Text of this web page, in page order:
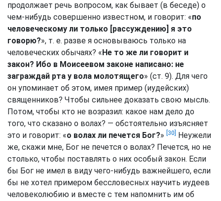
продолжает речь вопросом, как бывает (в беседе) о
чем-нибудь совершенно известном, и говорит: «по
человеческому ли только [рассуждению] я это
говорю?», т. е. разве я основываюсь только на
человеческих обычаях? «Не то же ли говорит и
закон? Ибо в Моисеевом законе написано: не
заграждай рта у вола молотящего» (ст. 9). Для чего
он упоминает об этом, имея пример (иудейских)
священников? Чтобы сильнее доказать свою мысль.
Потом, чтобы кто не возразил: какое нам дело до
того, что сказано о волах? — обстоятельно изъясняет
это и говорит: «о волах ли печется Бог?» [30]
Неужели
же, скажи мне, Бог не печется о волах? Печется, но не
столько, чтобы поставлять о них особый закон. Если
бы Бог не имел в виду чего-нибудь важнейшего, если
бы не хотел примером бессловесных научить иудеев
человеколюбию и вместе с тем напомнить им об